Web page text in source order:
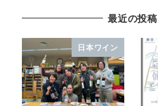
最近の投稿
日本ワイン